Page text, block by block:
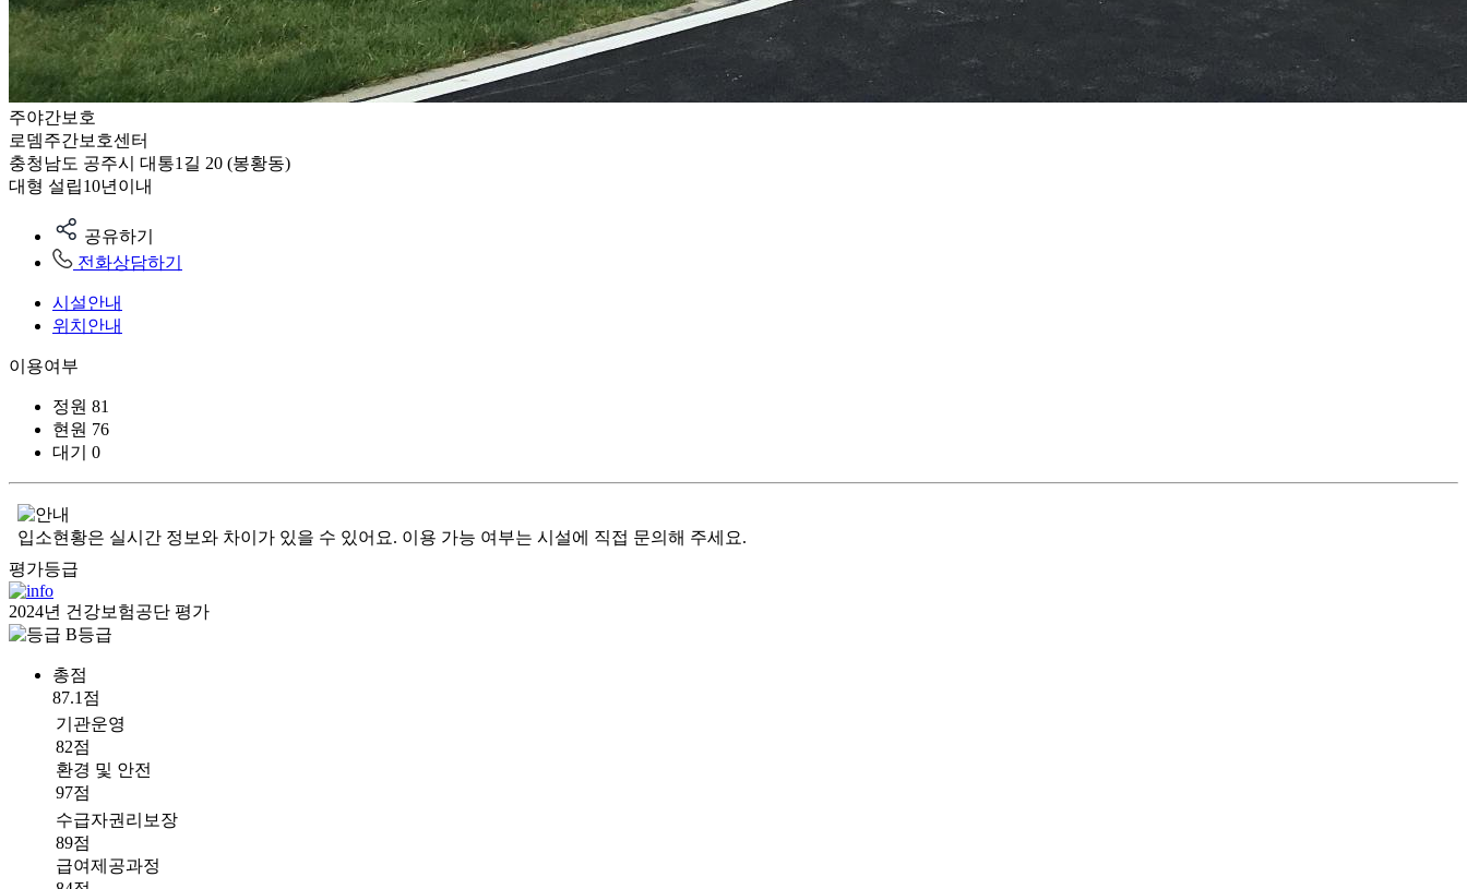
주야간보호
로뎀주간보호센터
충청남도 공주시 대통1길 20 (봉황동)
대형 설립10년이내
공유하기
전화상담하기
시설안내
위치안내
이용여부
정원 81
현원 76
대기
0
입소현황은 실시간 정보와 차이가 있을 수 있어요. 이용 가능 여부는 시설에 직접 문의해 주세요.
평가등급
2024년 건강보험공단 평가
B등급
총점
87.1점
기관운영
82점
환경 및 안전
97점
수급자권리보장
89점
급여제공과정